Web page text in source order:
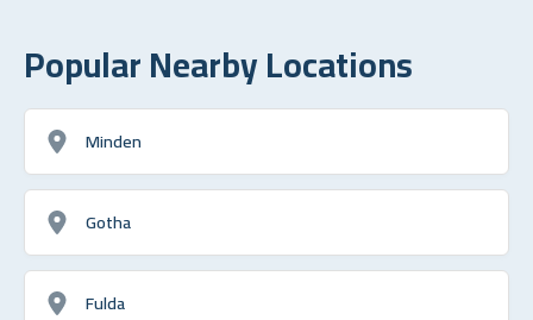
Popular Nearby Locations
Minden
Gotha
Fulda